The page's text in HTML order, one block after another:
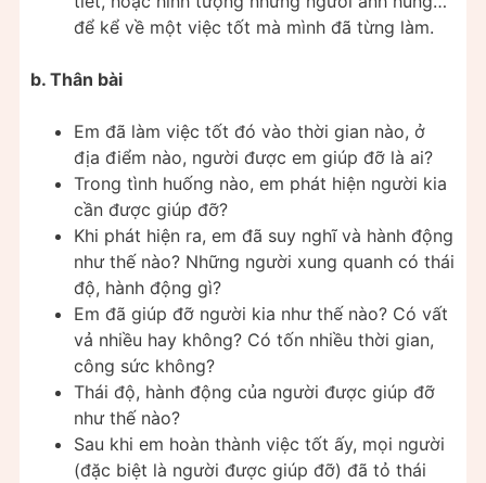
để kể về một việc tốt mà mình đã từng làm.
b. Thân bài
Em đã làm việc tốt đó vào thời gian nào, ở
địa điểm nào, người được em giúp đỡ là ai?
Trong tình huống nào, em phát hiện người kia
cần được giúp đỡ?
Khi phát hiện ra, em đã suy nghĩ và hành động
như thế nào? Những người xung quanh có thái
độ, hành động gì?
Em đã giúp đỡ người kia như thế nào? Có vất
vả nhiều hay không? Có tốn nhiều thời gian,
công sức không?
Thái độ, hành động của người được giúp đỡ
như thế nào?
Sau khi em hoàn thành việc tốt ấy, mọi người
(đặc biệt là người được giúp đỡ) đã tỏ thái